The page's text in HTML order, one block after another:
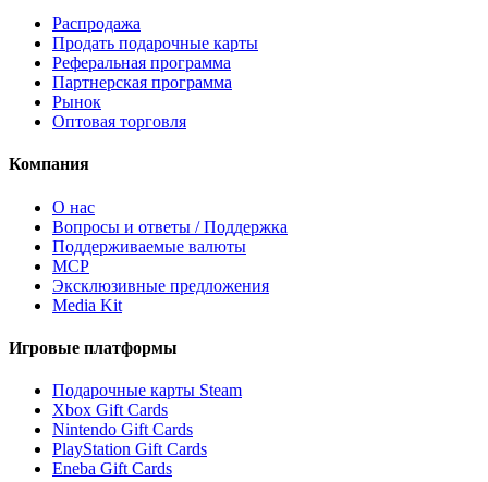
Распродажа
Продать подарочные карты
Реферальная программа
Партнерская программа
Рынок
Оптовая торговля
Компания
О нас
Вопросы и ответы / Поддержка
Поддерживаемые валюты
MCP
Эксклюзивные предложения
Media Kit
Игровые платформы
Подарочные карты Steam
Xbox Gift Cards
Nintendo Gift Cards
PlayStation Gift Cards
Eneba Gift Cards